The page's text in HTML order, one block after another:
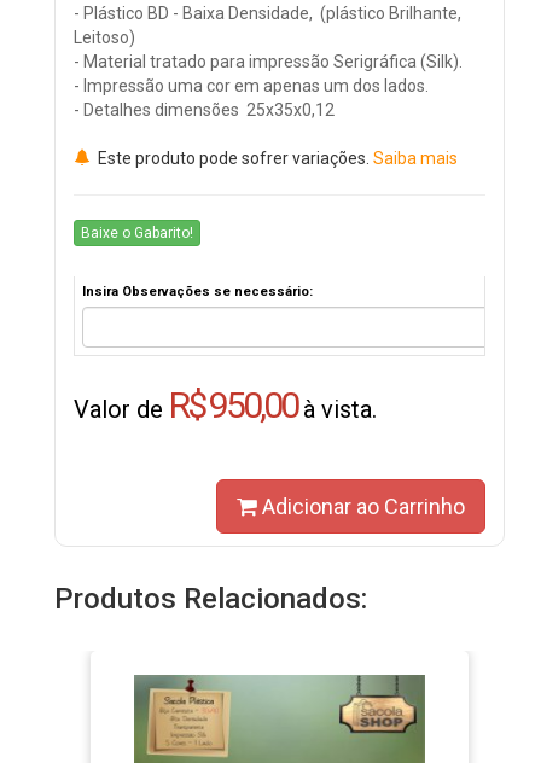
- Plástico BD - Baixa Densidade, (plástico Brilhante,
Leitoso)
- Material tratado para impressão Serigráfica (Silk).
- Impressão uma cor em apenas um dos lados.
- Detalhes dimensões 25x35x0,12
Este produto pode sofrer variações. Saiba mais
Baixe o Gabarito!
Insira Observações se necessário:
Valor de R$ 950,00à vista.
Adicionar ao Carrinho
Produtos Relacionados: